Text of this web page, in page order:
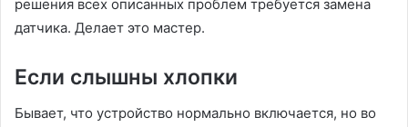
решения всех описанных проблем требуется замена
датчика. Делает это мастер.
Если слышны хлопки
Бывает, что устройство нормально включается, но во